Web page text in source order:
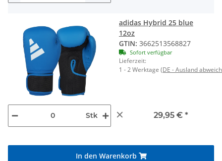
adidas Hybrid 25 blue
12oz
GTIN: 3662513568827
Sofort verfügbar
Lieferzeit:
1 - 2 Werktage (DE - Ausland
Stk × 29,95 €*
In den Warenkorb